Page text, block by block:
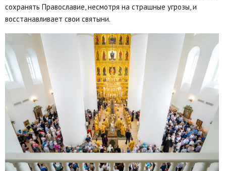
сохранять Православие, несмотря на страшные угрозы, и
восстанавливает свои святыни.